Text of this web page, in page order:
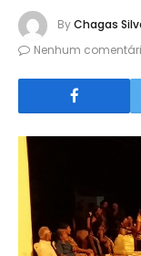
ByChagas
Nenhum